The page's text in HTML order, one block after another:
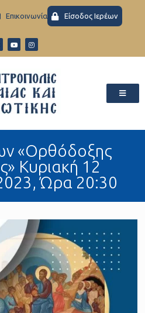
Eπικοινωνία Είσοδος Ιερέων
«Ορθόδοξης
Kυριακή 12
Ώρα 20:30